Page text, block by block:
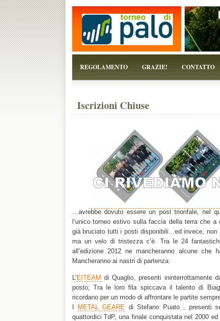
REGOLAMENTO GRAZIE! CONTATTO
Iscrizioni Chiuse
…avrebbe dovuto essere un post trionfale, nel
l’unico torneo estivo sulla faccia della terra che a
già bruciato tutti i posti disponibili…ed invece, non
ma un velo di tristezza c’è. Tra le 24
all’edizione 2012 ne mancheranno alcune che
Mancheranno ai nastri di partenza:
L’ EITEAM di Quaglio, presenti ininterrottamente
posto; Tra le loro fila spiccava il talento di
ricordano per un modo di affrontare le partite
METAL GEARE di Stefano Puato , presenti
quattordici TdP, una finale conquistata nel 2000